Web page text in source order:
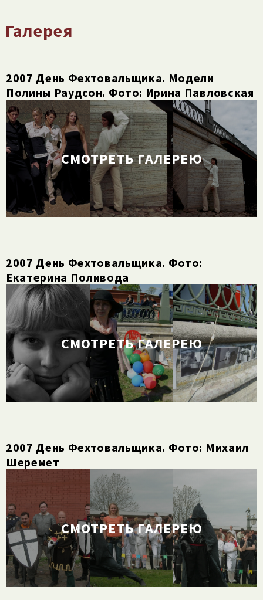
Галерея
2007 День Фехтовальщика. Модели
Полины Раудсон. Фото: Ирина Павловская
СМОТРЕТЬ ГАЛЕРЕЮ
2007 День Фехтовальщика. Фото:
Екатерина Поливода
СМОТРЕТЬ ГАЛЕРЕЮ
2007 День Фехтовальщика. Фото: Михаил
Шеремет
СМОТРЕТЬ ГАЛЕРЕЮ